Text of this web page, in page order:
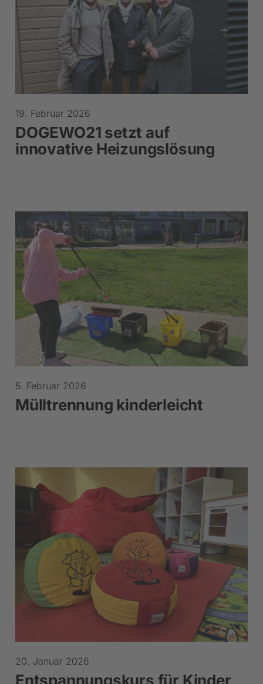
19. Februar 2026
DOGEWO21 setzt auf
innovative Heizungslösung
5. Februar 2026
Mülltrennung kinderleicht
20. Januar 2026
Entspannungskurs für Kinder